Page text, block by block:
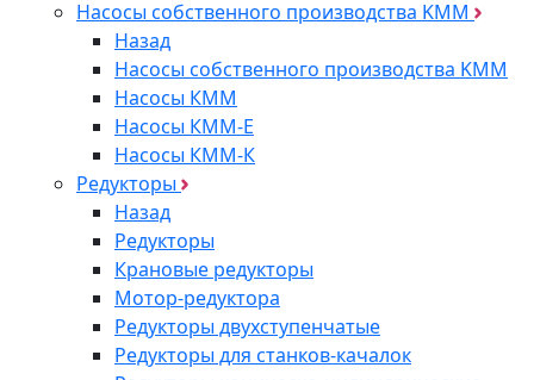
Насосы собственного производства KMM
Назад
Насосы собственного производства KMM
Насосы КММ
Насосы КММ-Е
Насосы КММ-К
Редукторы
Назад
Редукторы
Крановые редукторы
Мотор-редуктора
Редукторы двухступенчатые
Редукторы для станков-качалок